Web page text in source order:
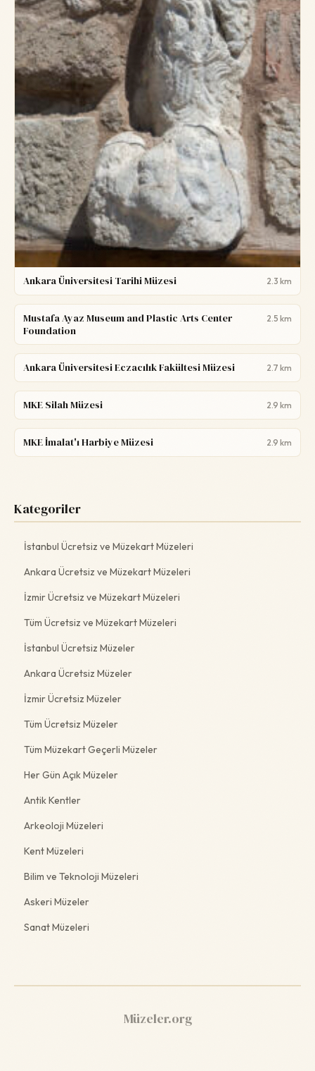
Ankara Üniversitesi Tarihi Müzesi 2.3 km
Mustafa Ayaz Museum and Plastic Arts Center
Foundation
2.5 km
Ankara Üniversitesi Eczacılık Fakültesi Müzesi 2.7 km
MKE Silah Müzesi 2.9 km
MKE İmalat'ı Harbiye Müzesi 2.9 km
Kategoriler
İstanbul Ücretsiz ve Müzekart Müzeleri
Ankara Ücretsiz ve Müzekart Müzeleri
İzmir Ücretsiz ve Müzekart Müzeleri
Tüm Ücretsiz ve Müzekart Müzeleri
İstanbul Ücretsiz Müzeler
Ankara Ücretsiz Müzeler
İzmir Ücretsiz Müzeler
Tüm Ücretsiz Müzeler
Tüm Müzekart Geçerli Müzeler
Her Gün Açık Müzeler
Antik Kentler
Arkeoloji Müzeleri
Kent Müzeleri
Bilim ve Teknoloji Müzeleri
Askeri Müzeler
Sanat Müzeleri
Müzeler.org